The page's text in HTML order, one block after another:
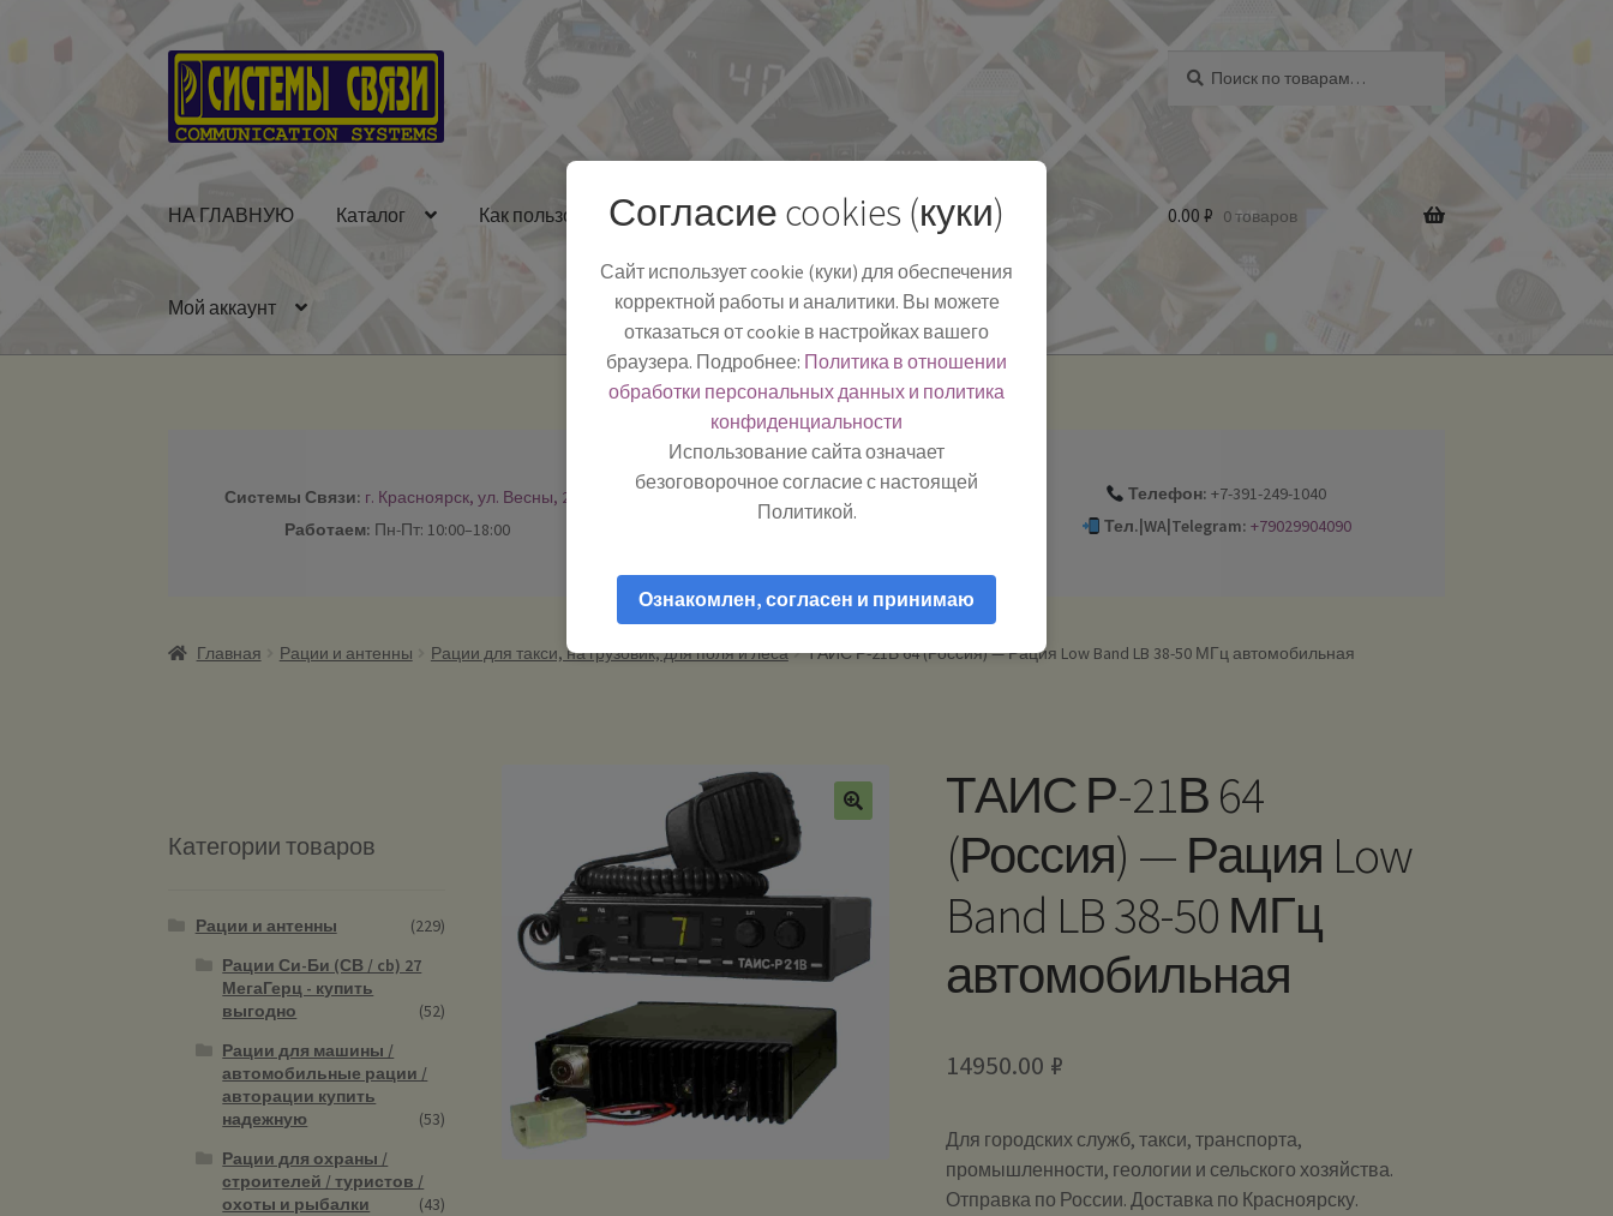
Перейти
к
навигации
Перейти
к
содержимому
НА ГЛАВНУЮ Каталог Как пользоваться Полезная информация БЛОГ
Мой аккаунт
0.00 ₽ 0 товаров
Системы Связи: г. Красноярск, ул. Весны, 2
Работаем: Пн-Пт: 10:00–18:00
-
Телефон: +7-391-249-1040
Тел.|WA|Telegram: +79029904090
Главная Рации и антенны Рации для такси, на грузовик, для поля и леса ТАИС Р-21В 64 (Россия) — Рация Low Band LB 38-50 МГц автомобильная
ТАИС Р-21В 64
(Россия) — Рация Low
Band LB 38-50 МГц
автомобильная
14950.00 ₽
Для городских служб, такси, транспорта,
промышленности, геологии и сельского хозяйства.
Отправка по России. Доставка по Красноярску.
Категории товаров
Рации и антенны
(229)
Рации Си-Би (СВ / cb) 27
МегаГерц - купить
выгодно
(52)
Рации для машины /
автомобильные рации /
авторации купить
надежную
(53)
Рации для охраны /
строителей / туристов /
охоты и рыбалки
(43)
Согласие cookies (куки)
Сайт использует cookie (куки) для обеспечения
корректной работы и аналитики. Вы можете
отказаться от cookie в настройках вашего
браузера. Подробнее: Политика в отношении
обработки персональных данных и политика
конфиденциальности
Использование сайта означает
безоговорочное согласие с настоящей
Политикой.
Ознакомлен, согласен и принимаю